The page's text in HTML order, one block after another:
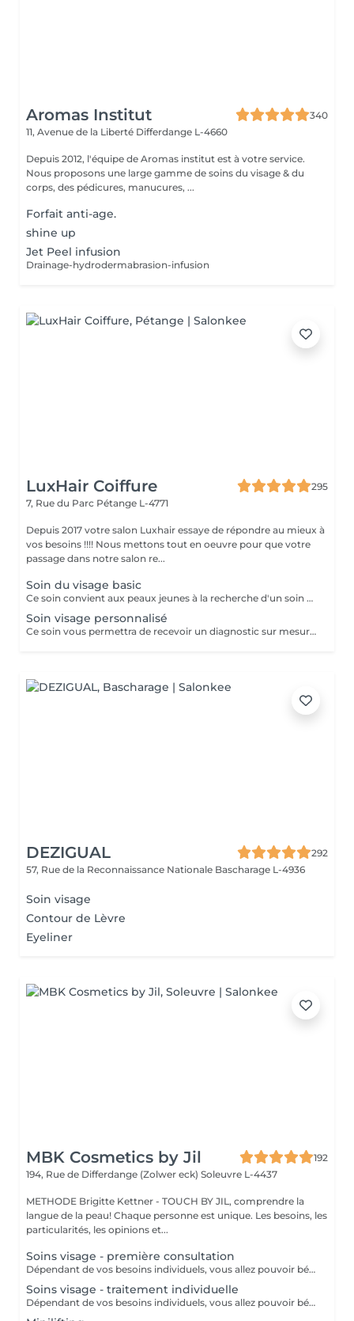
Aromas Institut
340
11, Avenue de la Liberté Differdange L-4660
Depuis 2012, l'équipe de Aromas institut est à votre service.
Nous proposons une large gamme de soins du visage & du
corps, des pédicures, manucures, ...
Forfait anti-age.
shine up
Jet Peel infusion
Drainage-hydrodermabrasion-infusion
LuxHair Coiffure
295
7, Rue du Parc Pétange L-4771
Depuis 2017 votre salon Luxhair essaye de répondre au mieux à
vos besoins !!!! Nous mettons tout en oeuvre pour que votre
passage dans notre salon re...
Soin du visage basic
Ce soin convient aux peaux jeunes à la recherche d'un soin hydratant. L'épilation visage et comprise dans le prix du soin visage
Soin visage personnalisé
Ce soin vous permettra de recevoir un diagnostic sur mesure pour un service optimal et aussi un petit plus relaxant ,et un petit massage mains ou pieds au choix vous sera offert. L'épilation visage est comprise dans le prix du soin visage.
DEZIGUAL
292
57, Rue de la Reconnaissance Nationale Bascharage L-4936
Soin visage
Contour de Lèvre
Eyeliner
MBK Cosmetics by Jil
192
194, Rue de Differdange (Zolwer eck) Soleuvre L-4437
METHODE Brigitte Kettner - TOUCH BY JIL, comprendre la
langue de la peau! Chaque personne est unique. Les besoins, les
particularités, les opinions et...
Soins visage - première consultation
Dépendant de vos besoins individuels, vous allez pouvoir bénéficier de soins adaptés à votre type de peau. Le prix va ensuite varier dépendant du soin finalement prèsté.
Soins visage - traitement individuelle
Dépendant de vos besoins individuels, vous allez pouvoir bénéficier de soins adaptés à votre type de peau. Le prix va ensuite varier dépendant du soin finalement prèsté : - Traitement individuel des problèmes de peau sensible, hypersensible et peau couperose (à partir de 90) - Traitement individuel des problèmes de peau à tendance acnéique (à partir de 75 euros) - Traitement individuel des problèmes "d'éruption cutanée" ex : hyperactivité des glandes sébacées (à partir de 85) - Traitement des problèmes de pigmentation indésirable et des taches de pigmentation (à partir de 120) - Combinaison d'extraits de végétaux avec des substances minérales et des oligo-éléments, spécialement conçus pour le peaux sensibles (à partir de 75)